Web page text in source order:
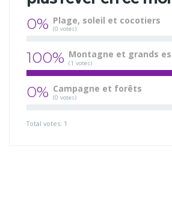
0% Plage, soleil et cocotiers
(0 votes)
100% Montagne et grands
(1 votes)
0% Campagne et forêts
(0 votes)
Total votes: 1